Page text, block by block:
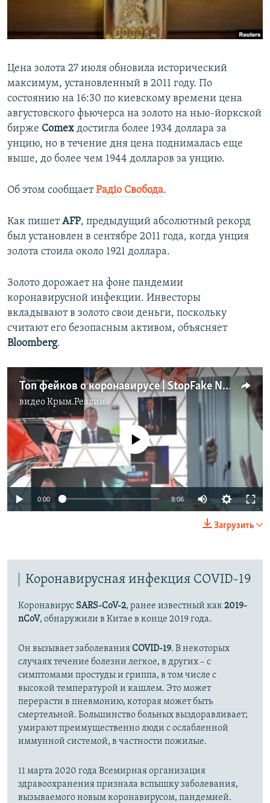
ПОБЕДИТЕЛЕЙ НЕ СУДЯТ?
КРЫМ.НЕПОКОРЕННЫЙ
Все сайты RFE/RL
Цена золота 27 июля обновила исторический
максимум, установленный в 2011 году. По
состоянию на 16:30 по киевскому времени цена
августовского фьючерса на золото на нью-йоркской
бирже Comex достигла более 1934 доллара за
унцию, но в течение дня цена поднималась еще
выше, до более чем 1944 долларов за унцию.
Об этом сообщаетРадіо Свобода.
Как пишетAFP, предыдущий абсолютный рекорд
был установлен в сентябре 2011 года, когда унция
золота стоила около 1921 доллара.
Золото дорожает на фоне пандемии
коронавирусной инфекции. Инвесторы
вкладывают в золото свои деньги, поскольку
считают его безопасным активом, объясняет
Bloomberg.
Топ фейков о коронавирусе | StopFake News (видео)
видеоКрым.Реалии
Auto 240p 360p 480p
1080p
No media source currently available
0:00 9:06
240p
480p
720p
Загрузить
Коронавирусная инфекция COVID-19
Коронавирус SARS-CoV-2, ранее известный как2019-
nCoV, обнаружили в Китае в конце 2019 года.
Он вызывает заболеванияCOVID-19. В некоторых
случаях течение болезни легкое, в других – с
симптомами простуды и гриппа, в том числе с
высокой температурой и кашлем. Это может
перерасти в пневмонию, которая может быть
смертельной. Большинство больных выздоравливает;
умирают преимущественно люди с ослабленной
иммунной системой, в частности пожилые.
11 марта 2020 года Всемирная организация
здравоохранения признала вспышку заболевания,
вызываемого новым коронавирусом, пандемией.